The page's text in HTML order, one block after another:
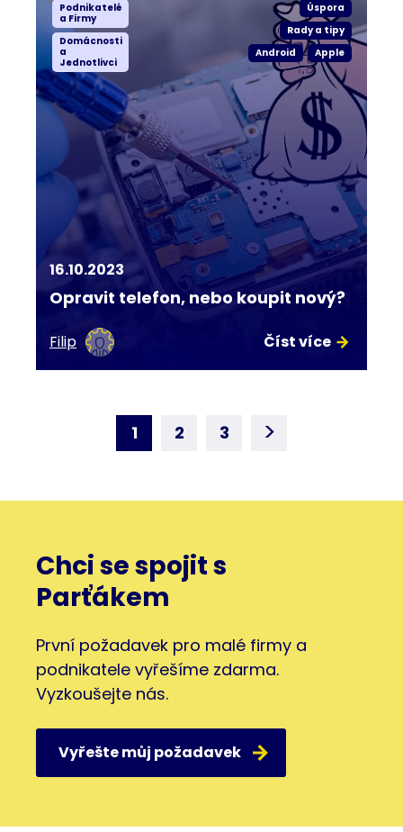
Podnikatelé
a Firmy
Domácnosti
a
Jednotlivci
Úspora
Rady a tipy
Android
Apple
16.10.2023
Opravit telefon, nebo koupit nový?
Filip Číst více
1 2 3 >
Chci se spojit s
Parťákem
První požadavek pro malé firmy a
podnikatele vyřešíme zdarma.
Vyzkoušejte nás.
Vyřešte můj požadavek